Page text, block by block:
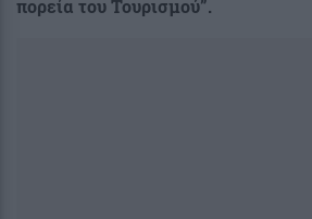
πορεία του Τουρισμού”.